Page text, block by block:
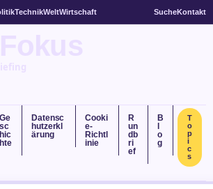
TechnikWeltWirtschaft SucheKontakt
Ge
sc
hic
hte
Datensc
hutzerkl
ärung
Cooki
e-
Richtl
inie
R
un
db
ri
ef
B
o
g
T
o
p
i
c
s